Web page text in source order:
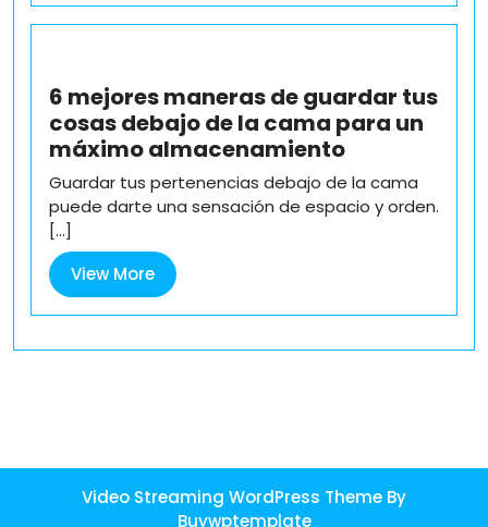
6 mejores maneras de guardar tus
cosas debajo de la cama para un
máximo almacenamiento
Guardar tus pertenencias debajo de la cama
puede darte una sensación de espacio y orden.
[...]
View MoreView
More
Video Streaming WordPress Theme By
Buywptemplate